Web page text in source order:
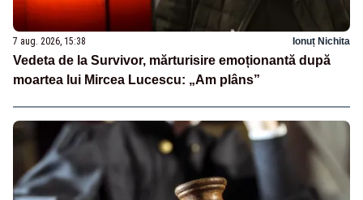
7 aug. 2026, 15:38 Ionuț Nichita
Vedeta de la Survivor, mărturisire emoționantă după
moartea lui Mircea Lucescu: „Am plâns”